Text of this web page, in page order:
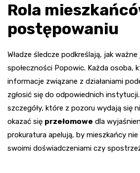
Rola
postępowaniu
Władze śledcze podkreślają, jak
społeczności Popowic. Każda osoba,
informacje związane z działaniami
zgłosić się do odpowiednich
szczegóły, które z pozoru wydają się
okazać się przełomowe dla
prokuratura apelują, by mieszkańcy
swoimi doświadczeniami czy